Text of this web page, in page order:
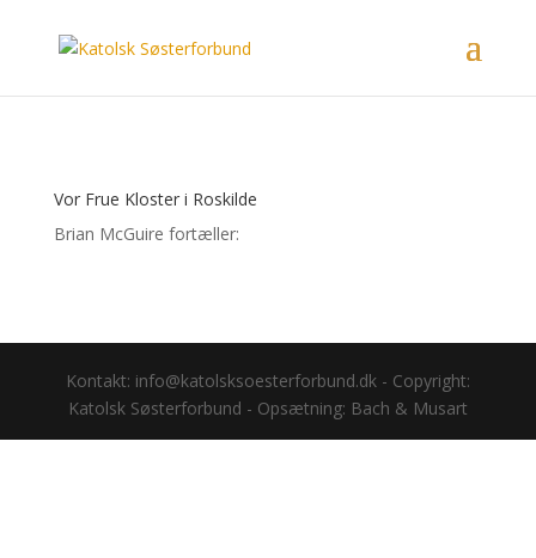
Vor Frue Kloster i Roskilde
Brian McGuire fortæller:
Kontakt: info@katolsksoesterforbund.dk - Copyright:
Katolsk Søsterforbund - Opsætning: Bach & Musart